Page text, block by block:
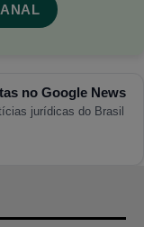
no Google News
jurídicas do Brasil